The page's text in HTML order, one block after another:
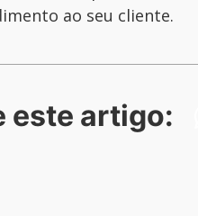
ao seu cliente.
este artigo: